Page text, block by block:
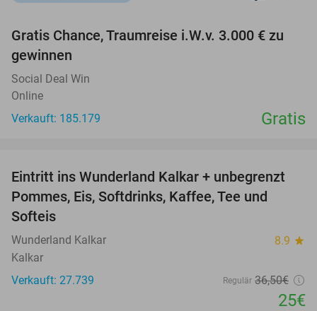
Gratis Chance, Traumreise i.W.v. 3.000 € zu
gewinnen
Social Deal Win
Online
Verkauft: 185.179
Gratis
32%
Eintritt ins Wunderland Kalkar + unbegrenzt
Pommes, Eis, Softdrinks, Kaffee, Tee und
Softeis
Wunderland Kalkar 8.9 star
Kalkar
Verkauft: 27.739
Regulär 36,50€
25€